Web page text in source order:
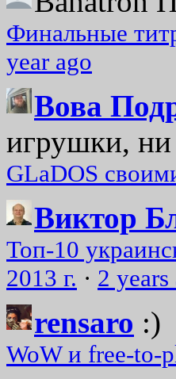
Финальные
year ago
Вова
игрушки, ни
GLaDOS
Виктор
Топ-10
2013 г. · 2 years
rensaro :)
WoW и free-to-